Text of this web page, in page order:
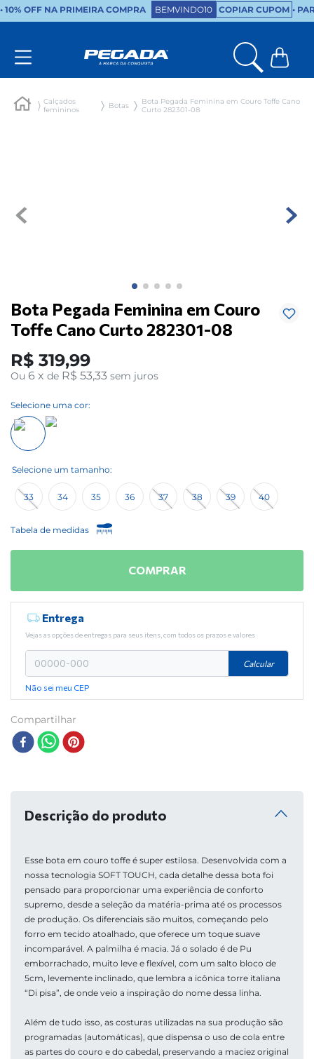
• 10% OFF NA PRIMEIRA COMPRA BEMVINDO10 COPIAR CUPOM •
Calçados
femininos
Botas
Bota Pegada Feminina em Couro Toffe Cano
Curto 282301-08
Bota Pegada Feminina em Couro
Toffe Cano Curto 282301-08
R$ 319,99
Ou 6 x de R$ 53,33 sem juros
Selecione uma cor:
33 34 35 36 37 38 39 40
Tabela de medidas
COMPRAR
Entrega
Vejas as opções de entregas para seus itens, com todos os prazos e valores
Calcular
Não sei meu CEP
Compartilhar
Descrição do produto
Esse bota em couro toffe é super estilosa. Desenvolvida com a
nossa tecnologia SOFT TOUCH, cada detalhe dessa bota foi
pensado para proporcionar uma experiência de conforto
supremo, desde a seleção da matéria-prima até os processos
de produção. Os diferenciais são muitos, começando pelo
forro em tecido atoalhado, que oferece um toque suave
incomparável. A palmilha é macia. Já o solado é de Pu
emborrachado, muito leve e flexível, com um salto bloco de
5cm, levemente inclinado, que lembra a icônica torre italiana
“Di pisa”, de onde veio a inspiração do nome dessa linha.
Além de tudo isso, as costuras utilizadas na sua produção são
programadas (automáticas), que dispensa o uso de cola entre
as partes do couro e do cabedal, preservando a maciez original